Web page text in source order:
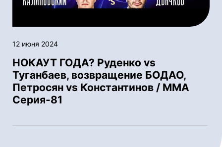
12 июня 2024
НОКАУТ ГОДА? Руденко vs
Туганбаев, возвращение БОДАО,
Петросян vs Константинов / ММА
Серия-81